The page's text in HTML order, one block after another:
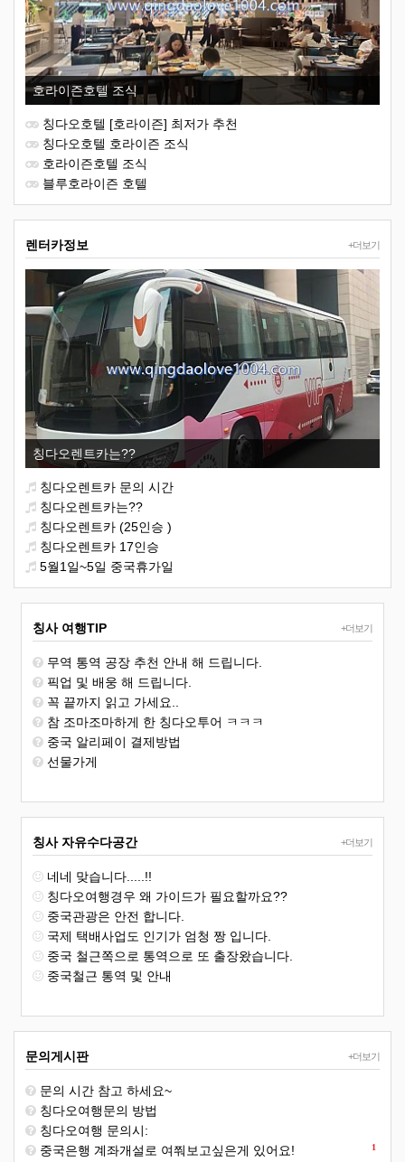
호라이즌호텔 조식
칭다오호텔 [호라이즌] 최저가 추천
칭다오호텔 호라이즌 조식
호라이즌호텔 조식
블루호라이즌 호텔
+더보기
렌터카정보
칭다오렌트카는??
칭다오렌트카 문의 시간
칭다오렌트카는??
칭다오렌트카 (25인승 )
칭다오렌트카 17인승
5월1일~5일 중국휴가일
+더보기
칭사 여행TIP
무역 통역 공장 추천 안내 해 드립니다.
픽업 및 배웅 해 드립니다.
꼭 끝까지 읽고 가세요..
참 조마조마하게 한 칭다오투어 ㅋㅋㅋ
중국 알리페이 결제방법
선물가게
+더보기
칭사 자유수다공간
네네 맞습니다.....!!
칭다오여행경우 왜 가이드가 필요할까요??
중국관광은 안전 합니다.
국제 택배사업도 인기가 엄청 짱 입니다.
중국 철근쪽으로 통역으로 또 출장왔습니다.
중국철근 통역 및 안내
+더보기
문의게시판
문의 시간 참고 하세요~
칭다오여행문의 방법
칭다오여행 문의시:
1
중국은행 계좌개설로 여쭤보고싶은게 있어요!